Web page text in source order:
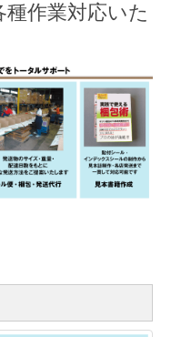
作業対応いた